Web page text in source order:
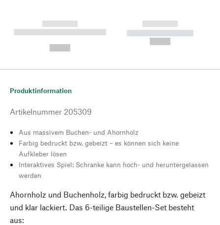
------------
----------- ----------- --------
------------
----------- -----------
Produktinformation
Artikelnummer 205309
Aus massivem Buchen- und Ahornholz
Farbig bedruckt bzw. gebeizt – es können sich keine
Aufkleber lösen
Interaktives Spiel: Schranke kann hoch- und heruntergelassen
werden
Ahornholz und Buchenholz, farbig bedruckt bzw. gebeizt
und klar lackiert. Das 6-teilige Baustellen-Set besteht
aus: